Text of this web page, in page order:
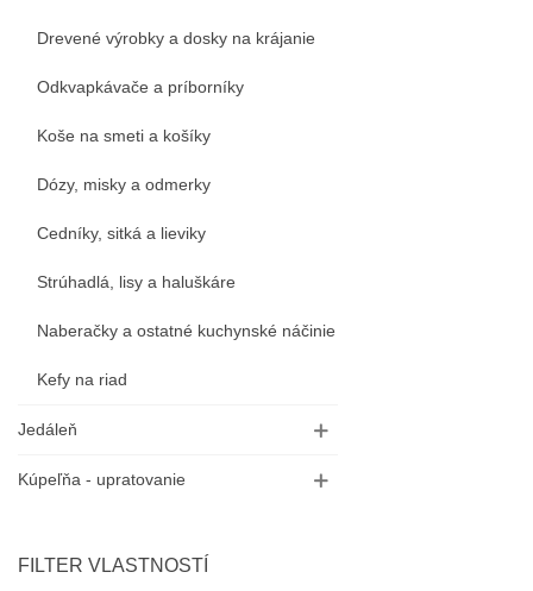
Drevené výrobky a dosky na krájanie
Odkvapkávače a príborníky
Koše na smeti a košíky
Dózy, misky a odmerky
Cedníky, sitká a lieviky
Strúhadlá, lisy a haluškáre
Naberačky a ostatné kuchynské náčinie
Kefy na riad
Jedáleň
Kúpeľňa - upratovanie
FILTER VLASTNOSTÍ